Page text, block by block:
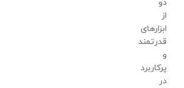
دو
از
ابزارهای
قدرتمند
و
پرکاربرد
در